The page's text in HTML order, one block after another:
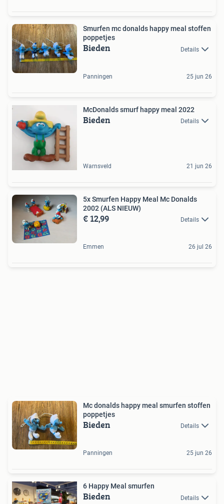
Smurfen mc donalds happy meal stoffen
poppetjes
Bieden Details
Panningen 25 jun 26
McDonalds smurf happy meal 2022
Bieden Details
Warnsveld 21 jun 26
5x Smurfen Happy Meal Mc Donalds
2002 (ALS NIEUW)
€ 12,99 Details
Emmen 26 jul 26
Mc donalds happy meal smurfen stoffen
poppetjes
Bieden Details
Panningen 25 jun 26
6 Happy Meal smurfen
Bieden Details